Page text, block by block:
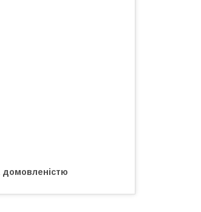
домовленістю